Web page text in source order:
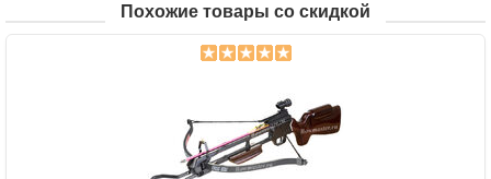
Похожие товары со скидкой